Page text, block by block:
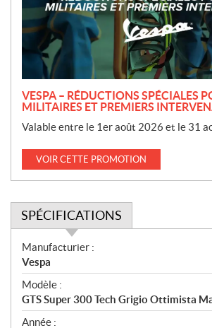
t
i
n
VESPA – RÉDUCTIONS SPÉCIALES
MILITAIRES ET PREMIERS
Valable entre le 1er août 2026 et le 31
VOIR CETTE PROMOTION
SPÉCIFICATIONS
S
p
é
c
i
f
Manufacturier :
Vespa
Modèle :
GTS Super 300 Tech Grigio Ottimista
Année :